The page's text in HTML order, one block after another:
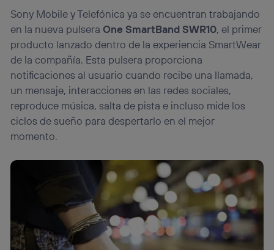
Sony Mobile y Telefónica ya se encuentran trabajando
en la nueva pulsera One SmartBand SWR10, el primer
producto lanzado dentro de la experiencia SmartWear
de la compañía. Esta pulsera proporciona
notificaciones al usuario cuando recibe una llamada,
un mensaje, interacciones en las redes sociales,
reproduce música, salta de pista e incluso mide los
ciclos de sueño para despertarlo en el mejor
momento.